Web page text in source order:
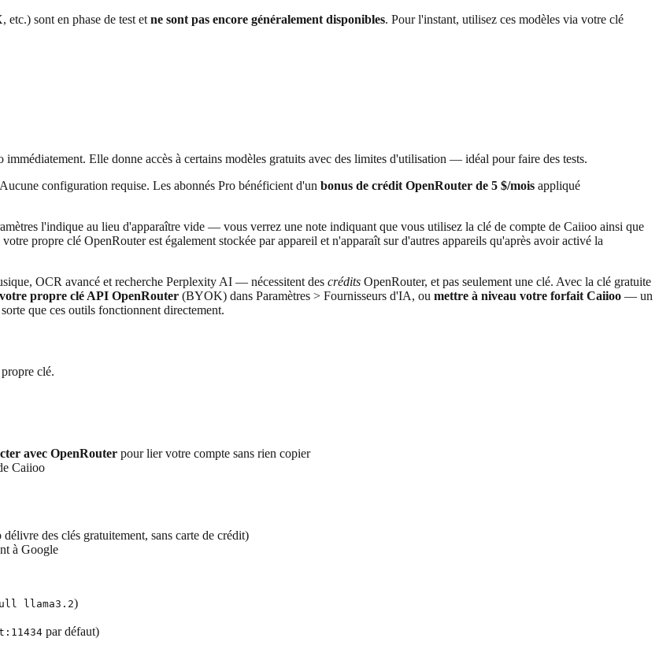
sont en phase de test et ne sont pas encore généralement disponibles. Pour l'instant, utilisez ces modèles via votre clé
Elle donne accès à certains modèles gratuits avec des limites d'utilisation — idéal pour faire des tests.
configuration requise. Les abonnés Pro bénéficient d'un bonus de crédit OpenRouter de 5 $/mois appliqué
l'indique au lieu d'apparaître vide — vous verrez une note indiquant que vous utilisez la clé de compte de Caiioo ainsi que
propre clé OpenRouter est également stockée par appareil et n'apparaît sur d'autres appareils qu'après avoir activé la
OCR avancé et recherche Perplexity AI — nécessitent des crédits OpenRouter, et pas seulement une clé. Avec la clé gratuite
propre clé API OpenRouter (BYOK) dans Paramètres > Fournisseurs d'IA, ou mettre à niveau votre forfait Caiioo — un
que ces outils fonctionnent directement.
clé.
avec OpenRouter pour lier votre compte sans rien copier
Caiioo
des clés gratuitement, sans carte de crédit)
à Google
llama3.2)
par défaut)